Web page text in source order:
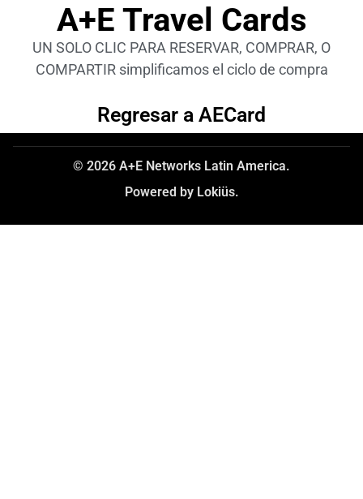
A+E Travel Cards
UN SOLO CLIC PARA RESERVAR, COMPRAR, O
COMPARTIR simplificamos el ciclo de compra
Regresar a AECard
© 2026 A+E Networks Latin America.
Powered by Lokiüs.